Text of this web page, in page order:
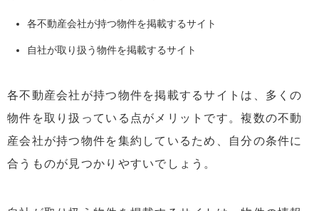
各不動産会社が持つ物件を掲載するサイト
自社が取り扱う物件を掲載するサイト
各不動産会社が持つ物件を掲載するサイトは、多くの
物件を取り扱っている点がメリットです。複数の不動
産会社が持つ物件を集約しているため、自分の条件に
合うものが見つかりやすいでしょう。